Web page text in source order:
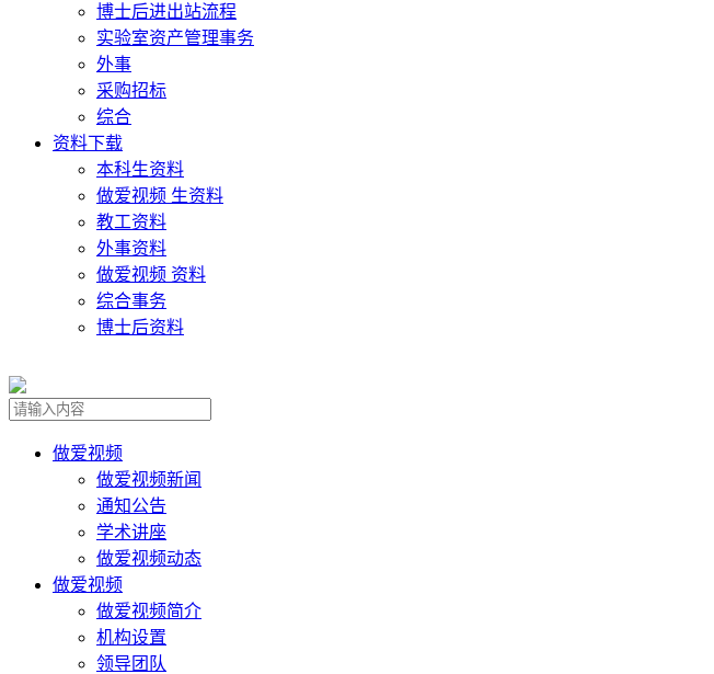
博士后进出站流程
实验室资产管理事务
外事
采购招标
综合
资料下载
本科生资料
做爱视频 生资料
教工资料
外事资料
做爱视频 资料
综合事务
博士后资料
做爱视频
做爱视频新闻
通知公告
学术讲座
做爱视频动态
做爱视频
做爱视频简介
机构设置
领导团队